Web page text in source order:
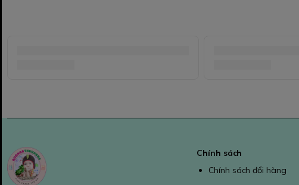
Chính sách
Chính sách đổi hàng